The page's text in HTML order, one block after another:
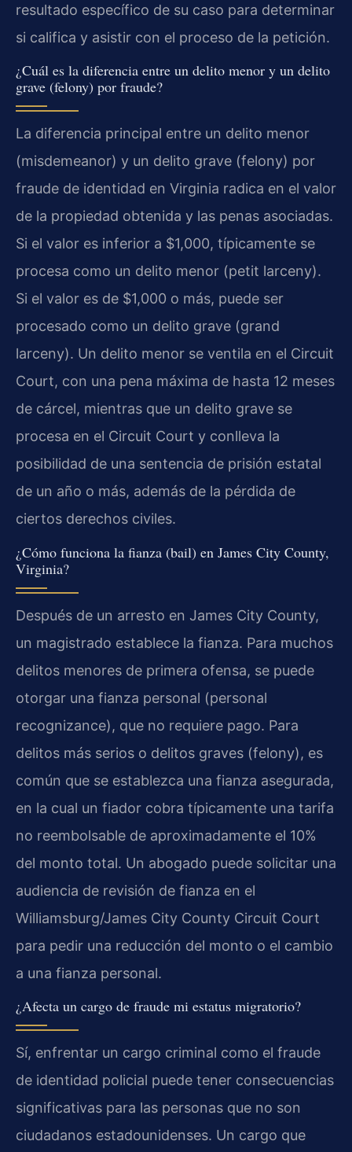
resultado específico de su caso para determinar
si califica y asistir con el proceso de la petición.
¿Cuál es la diferencia entre un delito menor y un delito
grave (felony) por fraude?
La diferencia principal entre un delito menor
(misdemeanor) y un delito grave (felony) por
fraude de identidad en Virginia radica en el valor
de la propiedad obtenida y las penas asociadas.
Si el valor es inferior a $1,000, típicamente se
procesa como un delito menor (petit larceny).
Si el valor es de $1,000 o más, puede ser
procesado como un delito grave (grand
larceny). Un delito menor se ventila en el Circuit
Court, con una pena máxima de hasta 12 meses
de cárcel, mientras que un delito grave se
procesa en el Circuit Court y conlleva la
posibilidad de una sentencia de prisión estatal
de un año o más, además de la pérdida de
ciertos derechos civiles.
¿Cómo funciona la fianza (bail) en James City County,
Virginia?
Después de un arresto en James City County,
un magistrado establece la fianza. Para muchos
delitos menores de primera ofensa, se puede
otorgar una fianza personal (personal
recognizance), que no requiere pago. Para
delitos más serios o delitos graves (felony), es
común que se establezca una fianza asegurada,
en la cual un fiador cobra típicamente una tarifa
no reembolsable de aproximadamente el 10%
del monto total. Un abogado puede solicitar una
audiencia de revisión de fianza en el
Williamsburg/James City County Circuit Court
para pedir una reducción del monto o el cambio
a una fianza personal.
¿Afecta un cargo de fraude mi estatus migratorio?
Sí, enfrentar un cargo criminal como el fraude
de identidad policial puede tener consecuencias
significativas para las personas que no son
ciudadanos estadounidenses. Un cargo que